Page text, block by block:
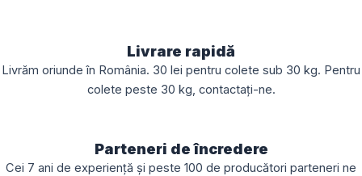
Livrare rapidă
Livrăm oriunde în România. 30 lei pentru colete sub 30 kg. Pentru
colete peste 30 kg, contactați-ne.
Parteneri de încredere
Cei 7 ani de experiență și peste 100 de producători parteneri ne